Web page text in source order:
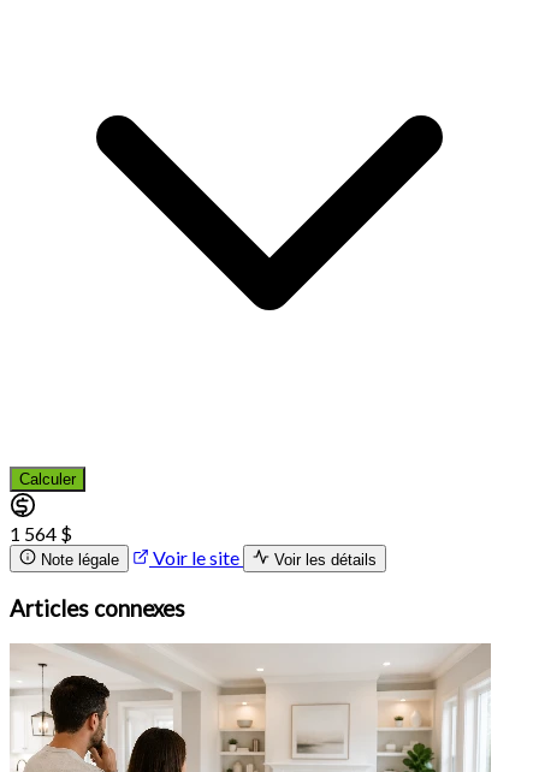
Calculer
1 564 $
Note légale Voir le site Voir les détails
Articles connexes